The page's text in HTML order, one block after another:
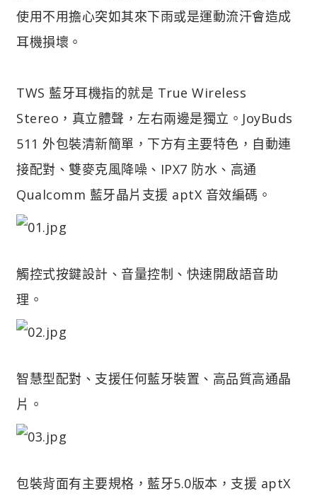
使用不用擔心突如其來下雨或是運動流汗會造成
耳機損壞。
TWS 藍牙耳機指的就是 True Wireless
Stereo，真立體聲，左右兩邊是獨立。JoyBuds
511 外包裝清新簡單，下方有主要特色，自動連
接配對、雙麥克風降噪、IPX7 防水、高通
Qualcomm 藍牙晶片支援 aptX 音效編碼。
觸控式按鍵設計、音量控制、快速開啟語音助
理。
智慧型配對、支援任何藍牙裝置、高品質高通晶
片。
包裝背面有主要規格，藍牙5.0版本，支援 aptX